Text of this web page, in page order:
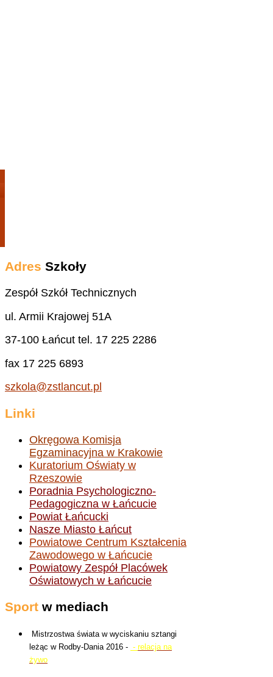
Adres Szkoły
Zespół Szkół Technicznych
ul. Armii Krajowej 51A
37-100 Łańcut tel. 17 225 2286
fax 17 225 6893
szkola@zstlancut.pl
Linki
Okręgowa Komisja
Egzaminacyjna w Krakowie
Kuratorium Oświaty w
Rzeszowie
Poradnia Psychologiczno-
Pedagogiczna w Łańcucie
Powiat Łańcucki
Nasze Miasto Łańcut
Powiatowe Centrum Kształcenia
Zawodowego w Łańcucie
Powiatowy Zespół Placówek
Oświatowych w Łańcucie
Sport w mediach
Mistrzostwa świata w wyciskaniu sztangi
leżąc w Rodby-Dania 2016 - - relacja na
żywo